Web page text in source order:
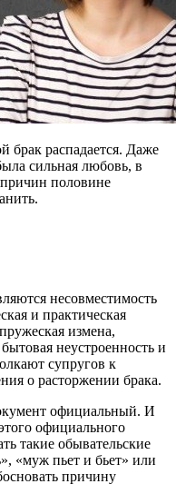
брак распадается. Даже
сильная любовь, в
половине
несовместимость
и практическая
измена,
неустроенность и
супругов к
о расторжении брака.
официальный. И
официального
такие обывательские
«муж пьет и бьет» или
причину